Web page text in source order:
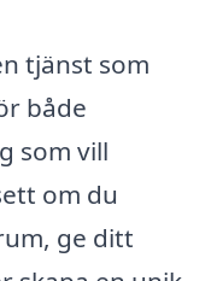
tjänst som
både
som vill
om du
ge ditt